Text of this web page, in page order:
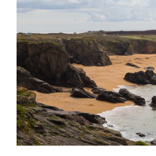
en